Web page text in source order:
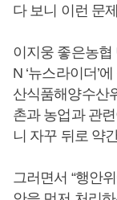
다 보니 이런 문
이지웅 좋은농협
N ‘뉴스라이더’
산식품해양수산
촌과 농업과 관
니 자꾸 뒤로 약
그러면서 “행안